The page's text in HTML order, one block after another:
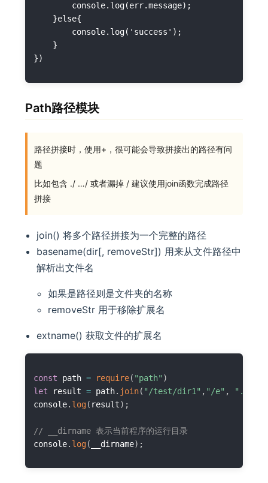
        console.log(err.message);
    }else{
        console.log('success');
    }
Path路径模块
路径拼接时，使用+，很可能会导致拼接出的路径有问
题
比如包含 ./ …/ 或者漏掉 / 建议使用join函数完成路径
拼接
join() 将多个路径拼接为一个完整的路径
basename(dir[, removeStr]) 用来从文件路径中
解析出文件名
如果是路径则是文件夹的名称
removeStr 用于移除扩展名
extname() 获取文件的扩展名
const path = require( "path" )
let result = path. join( "/test/dir1" , "/e" , "../"
console. log( result) ;
// __dirname 表示当前程序的运行目录
console. log( __dirname) ;